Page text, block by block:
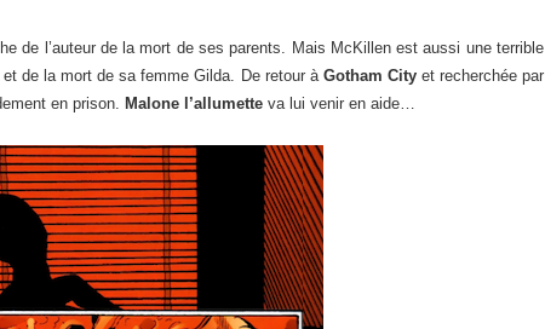
de l’auteur de la mort de ses parents. Mais McKillen est aussi une terrible
de la mort de sa femme Gilda. De retour à Gotham Cityet recherchée par
en prison. Malone l’allumette va lui venir en aide…